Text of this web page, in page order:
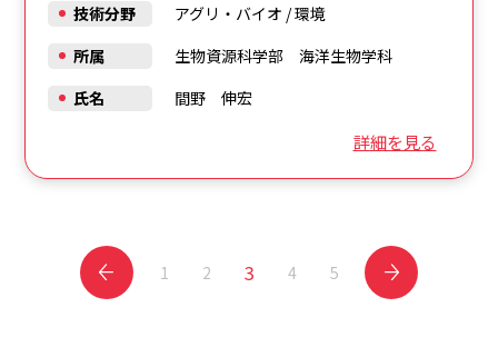
詳細を見る
技術分野 アグリ・バイオ /環境
所属
生物資源科学部 海洋生物学科
氏名
間野 伸宏
1 2 3 4 5